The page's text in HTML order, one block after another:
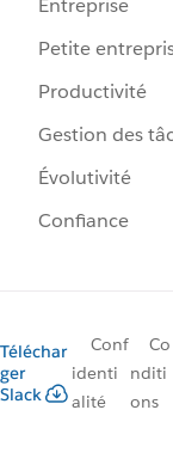
Entreprise
Petite
Productivité
Gestion des
Évolutivité
Confiance
Téléchar
ger
Slack
Conf
identi
alité
Co
nditi
ons